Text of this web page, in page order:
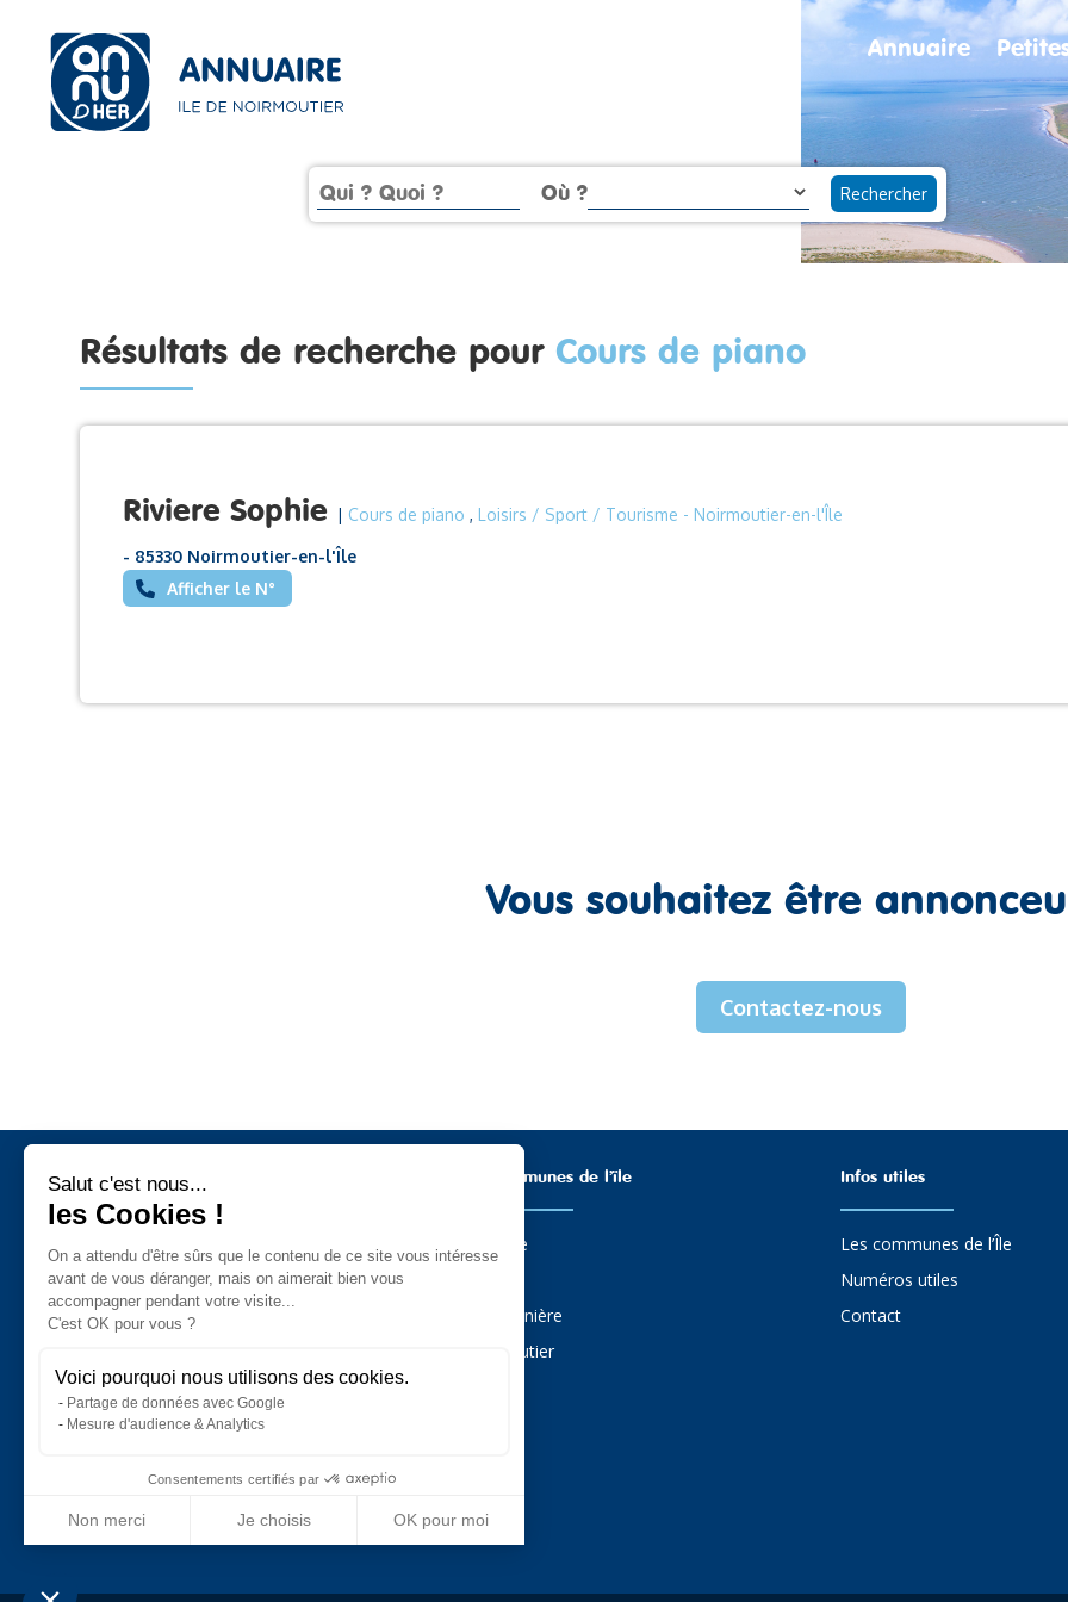
Annuaire
Où ?
Résultats de recherche pour Cours de piano
Riviere Sophie |Cours de piano ,Loisirs / Sport / Tourisme - Noirmoutier-en-l'Île
- 85330 Noirmoutier-en-l'Île
Afficher le N°
Vous souhaitez être
Contactez-nous
Métiers sur l’ïle de Noirmoutier
Administration - Services Public
Agriculture - Animaux - Jardin
Alimentaire
Art - Artisanat - Antiquités
Auto - Moto - Camping-Car - Cycles
Bateau - Plaisance
Bâtiment - Construction - Immobilier
Commerce
Esthétique - Beauté
Santé - Bien-être
Vacances - Hébergement
Les Communes de l’ïle
Barbâtre
La Guérinière
Noirmoutier
Infos utiles
Les communes de l’Île
Numéros utiles
Contact
les Cookies !
de ce site vous intéresse avant de
vous déranger, mais on aimerait bien vous accompagner pendant
votre visite...
C'est OK pour vous ?
Voici pourquoi nous utilisons des cookies.
Partage de données avec Google
Mesure d'audience & Analytics
Consentements certifiés par
Non merci Je choisis
OK pour moi